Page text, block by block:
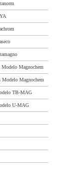
Magnochem
Modelo Magnochem
TB-MAG
U-MAG